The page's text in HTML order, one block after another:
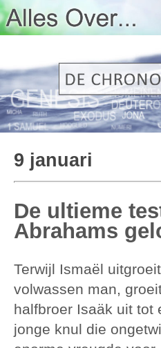
9 januari
De ultieme
Abrahams
Terwijl Ismaël
volwassen man,
halfbroer Isaäk uit tot
jonge knul die